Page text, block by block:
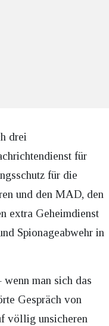
drei
für
für die
und den MAD, den
extra Geheimdienst
Spionageabwehr in
man sich das
Gespräch von
völlig unsicheren